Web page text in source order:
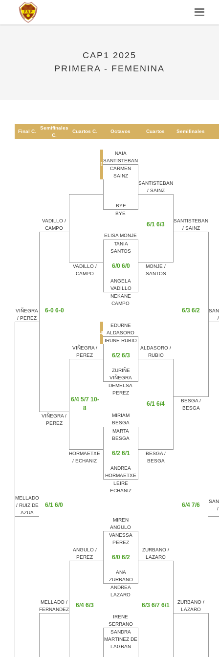
CAP1 2025
PRIMERA - FEMENINA
Final C.
Semifinales
C.
Cuartos C. Octavos Cuartos Semifinales
1
NAIA
SANTISTEBAN
CARMEN
SAINZ
SANTISTEBAN
/ SAINZ
BYE
BYE
6/1 6/3
VADILLO /
CAMPO
SANTISTEBAN
/ SAINZ
ELISA MONJE
TANIA
SANTOS
6/0 6/0
6-0 6-0
VADILLO /
CAMPO
MONJE /
SANTOS
6/3 6/2
ANGELA
VADILLO
NEKANE
CAMPO
VIÑEGRA
/ PEREZ
4
EDURNE
ALDASORO
IRUNE RUBIO
VIÑEGRA /
PEREZ
6/2 6/3
ALDASORO /
RUBIO
ZURIÑE
VIÑEGRA
6/4 5/7 10-
8
DEMELSA
PEREZ
6/1 6/4
BESGA /
BESGA
VIÑEGRA /
PEREZ
MIRIAM
BESGA
MARTA
BESGA
6/2 6/1
6/1 6/0
HORMAETXE
/ ECHANIZ
BESGA /
BESGA
6/4 7/6
ANDREA
HORMAETXE
LEIRE
ECHANIZ
MELLADO
/ RUIZ DE
AZUA
MIREN
ANGULO
VANESSA
PEREZ
ANGULO /
PEREZ
6/0 6/2
ZURBANO /
LAZARO
ANA
ZURBANO
6/4 6/3
ANDREA
LAZARO
6/3 6/7 6/1
MELLADO /
FERNANDEZ
ZURBANO /
LAZARO
IRENE
SERRANO
SANDRA
MARTINEZ DE
LAGRAN